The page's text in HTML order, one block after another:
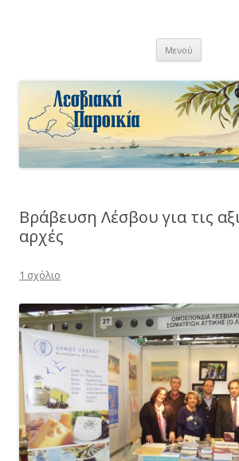
Μενού
Βράβευση Λέσβου για τις
αρχές
1 σχόλιο